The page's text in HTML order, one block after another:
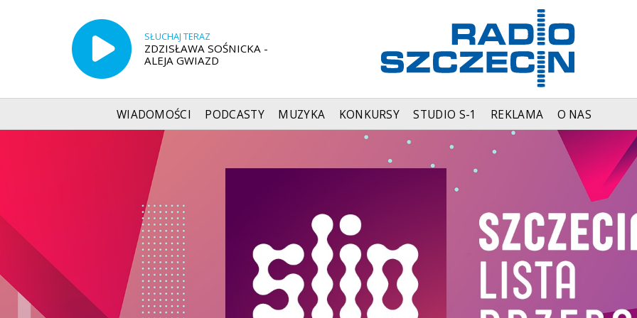
SŁUCHAJ TERAZ
ZDZISŁAWA SOŚNICKA -
ALEJA GWIAZD
WIADOMOŚCI PODCASTY MUZYKA KONKURSY STUDIO S-1 REKLAMA O NAS